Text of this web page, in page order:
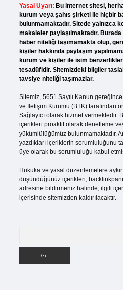
Yasal Uyarı: Bu internet sitesi,
kurum veya şahıs şirketi ile hiçbir
bulunmamaktadır. Sitede yalnızca
makaleler paylaşılmaktadır.
haber niteliği taşımamakta olup,
kişiler hakkında paylaşım
kurum ve kişiler ile isim
tesadüfidir. Sitemizdeki bilgiler
tavsiye niteliği taşımazlar.
Sitemiz, 5651 Sayılı Kanun
ve İletişim Kurumu (BTK) tarafından
Sağlayıcı olarak hizmet vermektedir.
içerikleri proaktif olarak denetleme
yükümlülüğümüz bulunmamaktadır.
yazdıkları içeriklerin sorumluluğunu
üye olarak bu sorumluluğu kabul
Hukuka ve yasal düzenlemelere
düşündüğünüz içerikleri,
adresine bildirmeniz halinde, ilgili
içerisinde sitemizden kaldırılacaktır.